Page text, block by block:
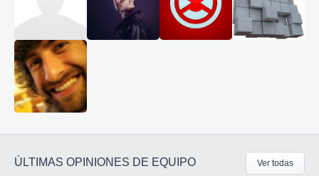
ÚLTIMAS OPINIONES DE EQUIPO Ver todas